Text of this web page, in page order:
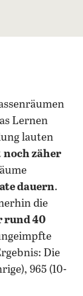
Lernen
lauten
noch zäher
dauern.
die
rund 40
Die
965 (10-